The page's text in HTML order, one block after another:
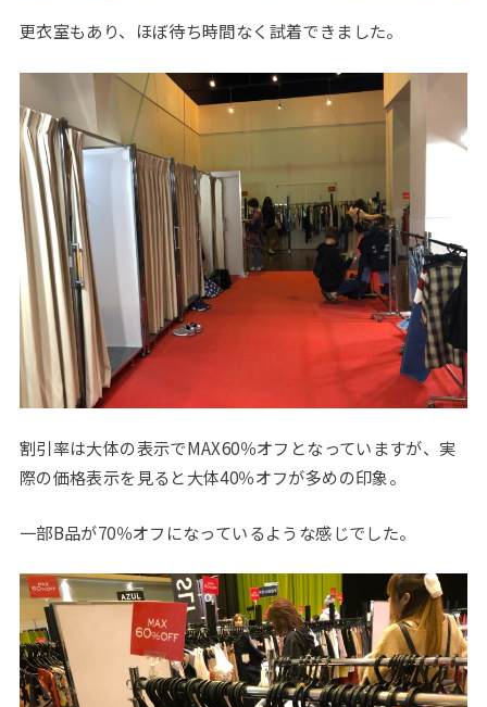
更衣室もあり、ほぼ待ち時間なく試着できました。
割引率は大体の表示でMAX60％オフとなっていますが、実
際の価格表示を見ると大体40％オフが多めの印象。
一部B品が70％オフになっているような感じでした。